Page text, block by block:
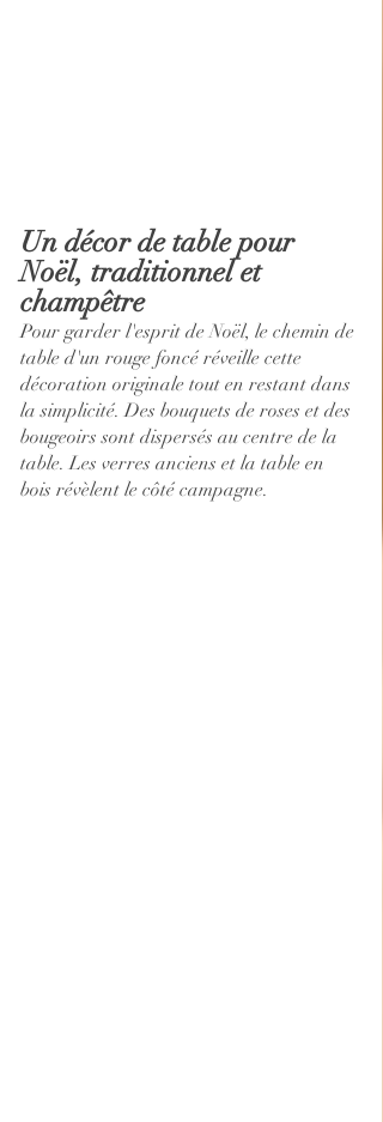
Un décor de table pour
Noël, traditionnel et
champêtre
Pour garder l'esprit de Noël, le chemin de
table d'un rouge foncé réveille cette
décoration originale tout en restant dans
la simplicité. Des bouquets de roses et des
bougeoirs sont dispersés au centre de la
table. Les verres anciens et la table en
bois révèlent le côté campagne.